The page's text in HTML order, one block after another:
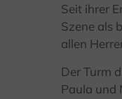
Seit ihrer
Szene als
allen
Der Turm
Paula und